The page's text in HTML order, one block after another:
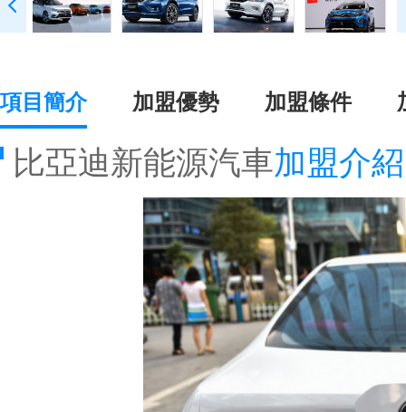
項目簡介 加盟優勢 加盟條件
比亞迪新能源汽車加盟介紹